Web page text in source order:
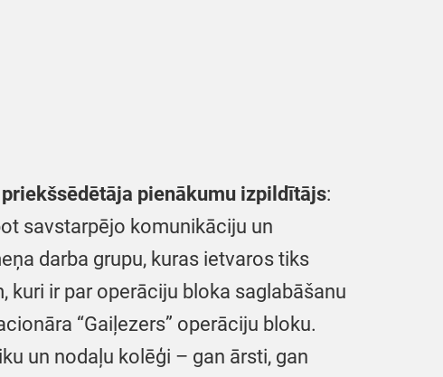
pienākumu izpildītājs:
savstarpējo komunikāciju un
darba grupu, kuras ietvaros tiks
ir par operāciju bloka saglabāšanu
“Gaiļezers” operāciju bloku.
un nodaļu kolēģi – gan ārsti, gan